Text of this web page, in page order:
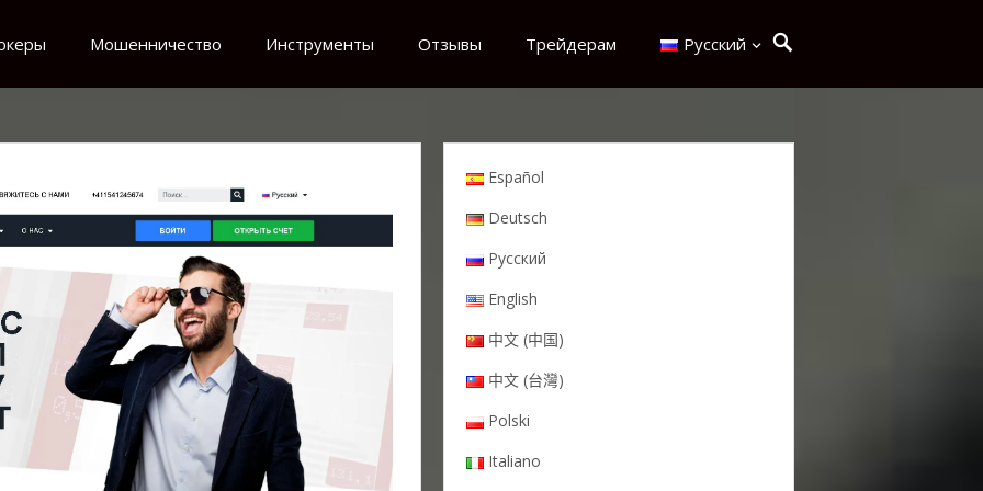
Мошенничество Инструменты Отзывы Трейдерам Русский
Español
Deutsch
Русский
English
中文 (中国)
中文 (台灣)
Polski
Italiano